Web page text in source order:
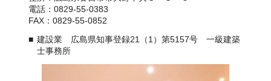
電話：0829-55-0383
FAX：0829-55-0852
建設業 広島県知事登録21（1）第5157号 一級建築
士事務所